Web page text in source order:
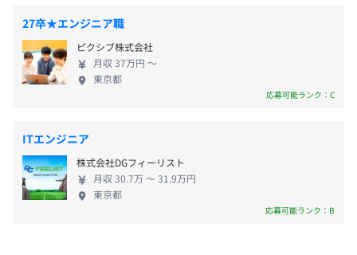
BigQuery、Amazon Athena
・マタニティー手当・・・他
年2回
27卒★エンジニア職
ピクシブ株式会社
月収 37万円 〜
東京都
応募可能ランク：C
ITエンジニア
株式会社DGフィーリスト
月収 30.7万 〜 31.9万円
東京都
応募可能ランク：B